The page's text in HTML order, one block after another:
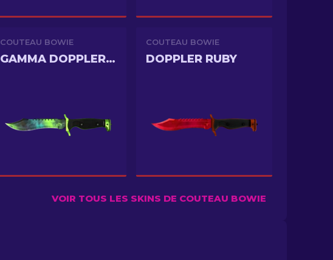
COUTEAU BOWIE
GAMMA DOPPLER PHASE 4
COUTEAU BOWIE
DOPPLER RUBY
VOIR TOUS LES SKINS DE COUTEAU BOWIE